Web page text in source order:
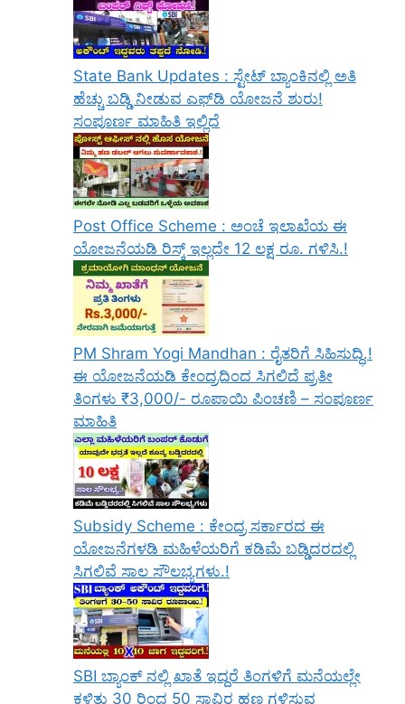
State Bank Updates : ಸ್ಟೇಟ್ ಬ್ಯಾಂಕಿನಲ್ಲಿ ಅತಿ
ಹೆಚ್ಚು ಬಡ್ಡಿ ನೀಡುವ ಎಫ್‌ಡಿ ಯೋಜನೆ ಶುರು!
ಸಂಪೂರ್ಣ ಮಾಹಿತಿ ಇಲ್ಲಿದೆ
Post Office Scheme : ಅಂಚೆ ಇಲಾಖೆಯ ಈ
ಯೋಜನೆಯಡಿ ರಿಸ್ಕ್‌ ಇಲ್ಲದೇ 12 ಲಕ್ಷ ರೂ. ಗಳಿಸಿ.!
PM Shram Yogi Mandhan : ರೈತರಿಗೆ ಸಿಹಿಸುದ್ಧಿ.!
ಈ ಯೋಜನೆಯಡಿ ಕೇಂದ್ರದಿಂದ ಸಿಗಲಿದೆ ಪ್ರತೀ
ತಿಂಗಳು ₹3,000/- ರೂಪಾಯಿ ಪಿಂಚಣಿ – ಸಂಪೂರ್ಣ
ಮಾಹಿತಿ
Subsidy Scheme : ಕೇಂದ್ರ ಸರ್ಕಾರದ ಈ
ಯೋಜನೆಗಳಡಿ ಮಹಿಳೆಯರಿಗೆ ಕಡಿಮೆ ಬಡ್ಡಿದರದಲ್ಲಿ
ಸಿಗಲಿವೆ ಸಾಲ ಸೌಲಭ್ಯಗಳು.!
SBI ಬ್ಯಾಂಕ್ ನಲ್ಲಿ ಖಾತೆ ಇದ್ದರೆ ತಿಂಗಳಿಗೆ ಮನೆಯಲ್ಲೇ
ಕಳಿತು 30 ರಿಂದ 50 ಸಾವಿರ ಹಣ ಗಳಿಸುವ